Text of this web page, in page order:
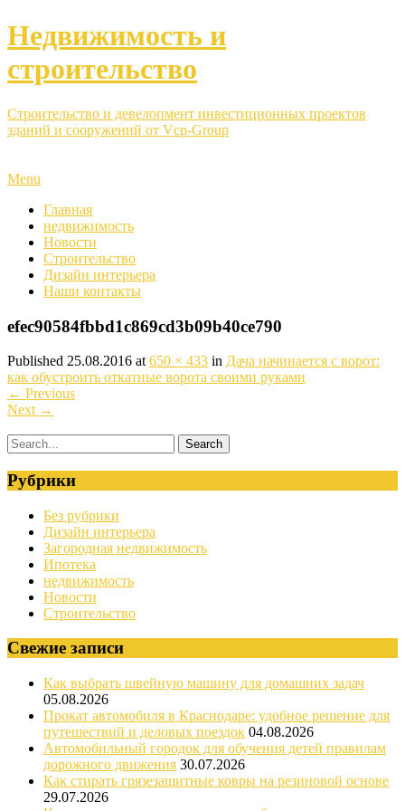
Недвижимость и
строительство
Строительство и девелопмент инвестиционных проектов
зданий и сооружений от Vcp-Group
Menu
Главная
недвижимость
Новости
Строительство
Дизайн интерьера
Наши контакты
efec90584fbbd1c869cd3b09b40ce790
Published 25.08.2016 at 650 × 433 in Дача начинается с ворот:
как обустроить откатные ворота своими руками
← Previous
Next →
Рубрики
Без рубрики
Дизайн интерьера
Загородная недвижимость
Ипотека
недвижимость
Новости
Строительство
Свежие записи
Как выбрать швейную машину для домашних задач
05.08.2026
Прокат автомобиля в Краснодаре: удобное решение для
путешествий и деловых поездок 04.08.2026
Автомобильный городок для обучения детей правилам
дорожного движения 30.07.2026
Как стирать грязезащитные ковры на резиновой основе
29.07.2026